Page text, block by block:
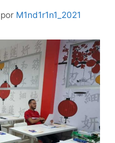
por M1nd1r1n1_2021